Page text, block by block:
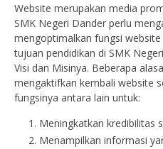
Website merupakan media
SMK Negeri Dander perlu
mengoptimalkan fungsi
tujuan pendidikan di SMK
Visi dan Misinya. Beberapa
mengaktifkan kembali website
fungsinya antara lain untuk:
Meningkatkan kredibilitas
Menampilkan informasi